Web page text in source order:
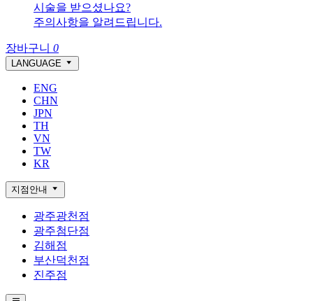
시술을 받으셨나요?
주의사항을 알려드립니다.
장바구니 0
LANGUAGE
ENG
CHN
JPN
TH
VN
TW
KR
지점안내
광주광천점
광주첨단점
김해점
부산덕천점
진주점